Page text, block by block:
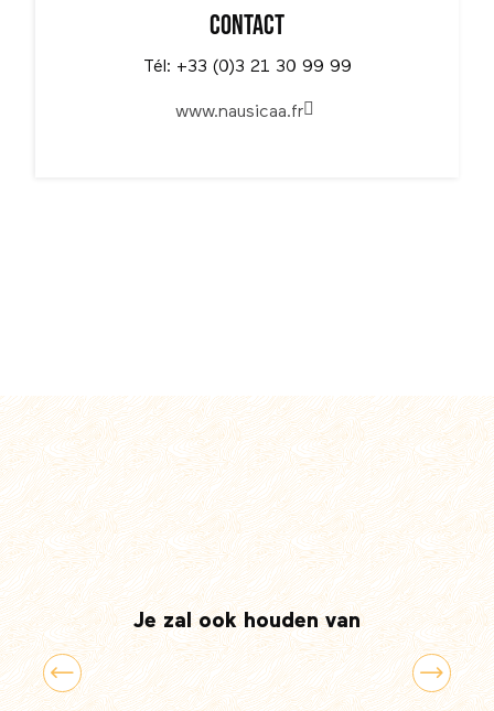
Contact
Tél: +33 (0)3 21 30 99 99
www.nausicaa.fr
Je zal ook houden van
7 culturele ervaringen voor het gezin